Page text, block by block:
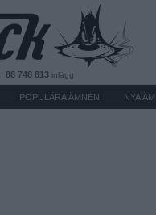
88 748 813 inlägg
POPULÄRA ÄMNEN NYA